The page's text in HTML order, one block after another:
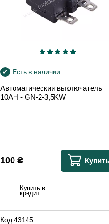
Есть в наличии
Автоматический выключатель
10AH - GN-2-3,5KW
100₴ Купить
Купить в
кредит
Код 43145